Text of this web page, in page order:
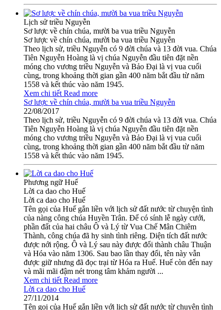
Lịch sử triều Nguyễn
Sơ lược về chín chúa, mười ba vua triều Nguyễn
Sơ lược về chín chúa, mười ba vua triều Nguyễn
Theo lịch sử, triều Nguyễn có 9 đời chúa và 13 đời vua. Chúa
Tiên Nguyễn Hoàng là vị chúa Nguyễn đầu tiên đặt nền
móng cho vương triều Nguyễn và Bảo Đại là vị vua cuối
cùng, trong khoảng thời gian gần 400 năm bắt đầu từ năm
1558 và kết thúc vào năm 1945.
Xem chi tiết Read more
Sơ lược về chín chúa, mười ba vua triều Nguyễn
22/08/2017
Theo lịch sử, triều Nguyễn có 9 đời chúa và 13 đời vua. Chúa
Tiên Nguyễn Hoàng là vị chúa Nguyễn đầu tiên đặt nền
móng cho vương triều Nguyễn và Bảo Đại là vị vua cuối
cùng, trong khoảng thời gian gần 400 năm bắt đầu từ năm
1558 và kết thúc vào năm 1945.
Phương ngữ Huế
Lời ca dao cho Huế
Lời ca dao cho Huế
Tên gọi của Huế gắn liền với lịch sử đất nước từ chuyện tình
của nàng công chúa Huyền Trân. Để có sính lễ ngày cưới,
phần đất của hai châu Ô và Lý từ Vua Chế Mân Chiêm
Thành, công chúa đã hy sinh tình riêng. Diện tích đất nước
được nới rộng. Ô và Lý sau này được đổi thành châu Thuận
và Hóa vào năm 1306. Sau bao lần thay đổi, tên này vẫn
được giữ nhưng đã đọc trại từ Hóa ra Huế. Huế còn đến nay
và mãi mãi đậm nét trong tâm khảm người ...
Xem chi tiết Read more
Lời ca dao cho Huế
27/11/2014
Tên gọi của Huế gắn liền với lịch sử đất nước từ chuyện tình